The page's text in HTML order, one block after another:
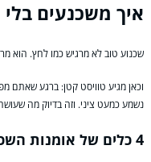
איך משכנעים
שכנוע טוב לא מרגיש כמו לחץ. הוא
וכאן מגיע טוויסט קטן: ברגע שאתם
נשמע כמעט ציני. וזה בדיוק מה
4 כלים של אומנות השכנוע שמרגישים טבעיים